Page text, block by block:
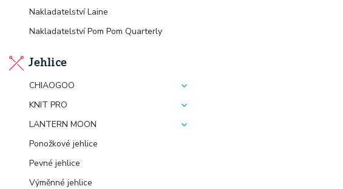
Nakladatelství Laine
Nakladatelství Pom Pom Quarterly
Jehlice
CHIAOGOO
KNIT PRO
LANTERN MOON
Ponožkové jehlice
Pevné jehlice
Výměnné jehlice